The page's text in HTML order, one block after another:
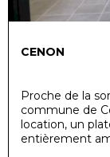
CENON
Proche de la
commune de
location, un
entièrement